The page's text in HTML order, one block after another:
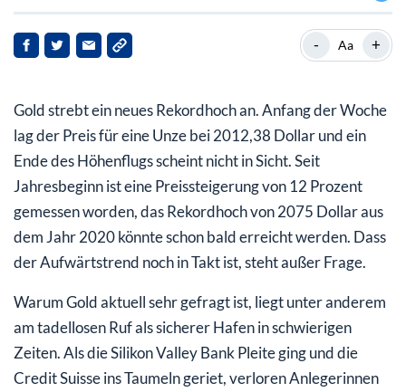
Was beeinflusst den Goldkurs?
Wie Sie den richtigen Einstiegspunkt finden
- Aa +
Gold strebt ein neues Rekordhoch an. Anfang der Woche
lag der Preis für eine Unze bei 2012,38 Dollar und ein
Ende des Höhenflugs scheint nicht in Sicht. Seit
Jahresbeginn ist eine Preissteigerung von 12 Prozent
gemessen worden, das Rekordhoch von 2075 Dollar aus
dem Jahr 2020 könnte schon bald erreicht werden. Dass
der Aufwärtstrend noch in Takt ist, steht außer Frage.
Warum Gold aktuell sehr gefragt ist, liegt unter anderem
am tadellosen Ruf als sicherer Hafen in schwierigen
Zeiten. Als die Silikon Valley Bank Pleite ging und die
Credit Suisse ins Taumeln geriet, verloren Anlegerinnen